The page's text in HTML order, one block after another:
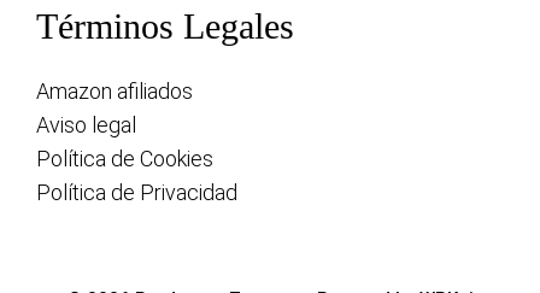
Términos Legales
Amazon afiliados
Aviso legal
Política de Cookies
Política de Privacidad